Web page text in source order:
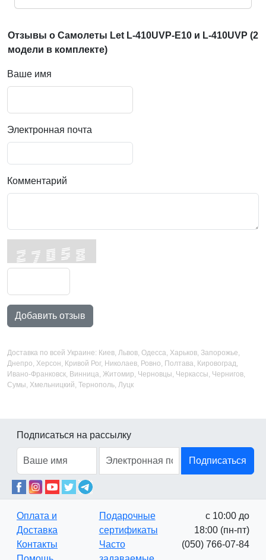
Отзывы о Самолеты Let L-410UVP-E10 и L-410UVP (2
модели в комплекте)
Ваше имя
Электронная почта
Комментарий
Добавить отзыв
Доставка по всей Украине: Киев, Львов, Одесса, Харьков, Запорожье,
Днепро, Херсон, Кривой Рог, Николаев, Ровно, Полтава, Кировоград,
Ивано-Франковск, Винница, Житомир, Черновцы, Черкассы, Чернигов,
Сумы, Хмельницкий, Тернополь, Луцк
Подписаться на рассылку
Подписаться
Оплата и
Доставка
Контакты
Подарочные
сертификаты
Часто
с 10:00 до
18:00 (пн-пт)
(050) 766-07-84